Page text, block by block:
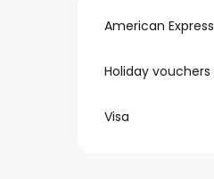
American Express
Holiday vouchers
Visa